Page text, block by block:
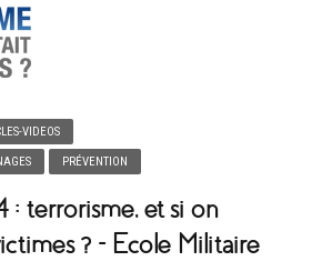
VIDEOS
PRÉVENTION
: terrorisme, et si on
? – Ecole Militaire